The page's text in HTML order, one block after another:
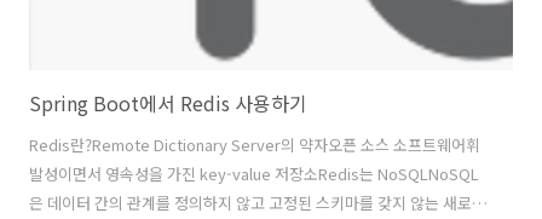
Spring Boot에서 Redis 사용하기
Redis란?Remote Dictionary Server의 약자오픈 소스 소프트웨어휘
발성이면서 영속성을 가진 key-value 저장소Redis는 NoSQLNoSQL
은 데이터 간의 관계를 정의하지 않고 고정된 스키마를 갖지 않는 새로운